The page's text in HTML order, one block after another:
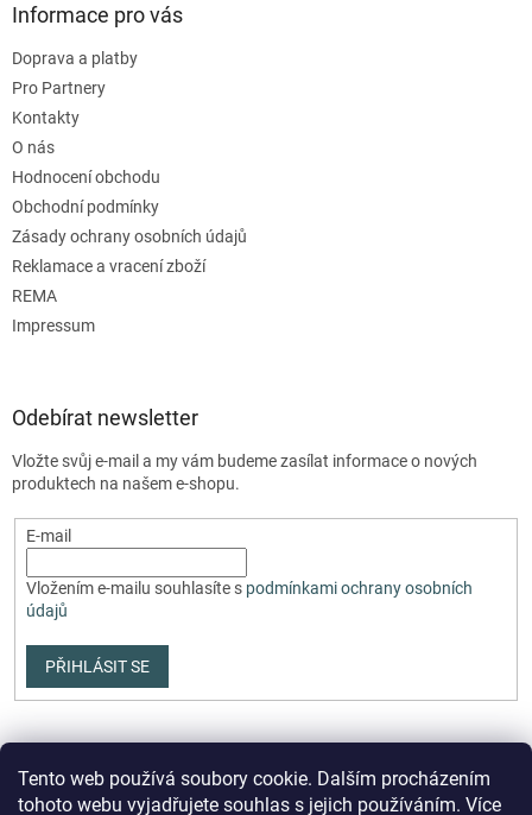
Tento web používá soubory cookie. Dalším procházením
tohoto webu vyjadřujete souhlas s jejich používáním. Více
Informace pro vás
Doprava a platby
Pro Partnery
Kontakty
O nás
Hodnocení obchodu
Obchodní podmínky
Zásady ochrany osobních údajů
Reklamace a vracení zboží
REMA
Impressum
Odebírat newsletter
Vložte svůj e-mail a my vám budeme zasílat informace o nových
produktech na našem e-shopu.
E-mail
Vložením e-mailu souhlasíte s podmínkami ochrany osobních
údajů
PŘIHLÁSIT SE